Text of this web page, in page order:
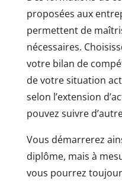
proposées aux
permettent de
nécessaires.
votre bilan de
de votre situation
selon l’extension
pouvez suivre
Vous démarrerez
diplôme, mais à
vous pourrez